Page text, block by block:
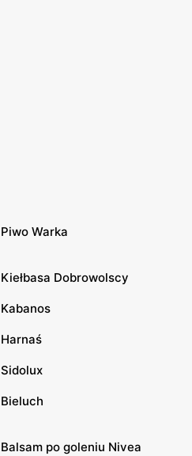
Piwo Warka
Kiełbasa Dobrowolscy
Kabanos
Harnaś
Sidolux
Bieluch
Balsam po goleniu Nivea